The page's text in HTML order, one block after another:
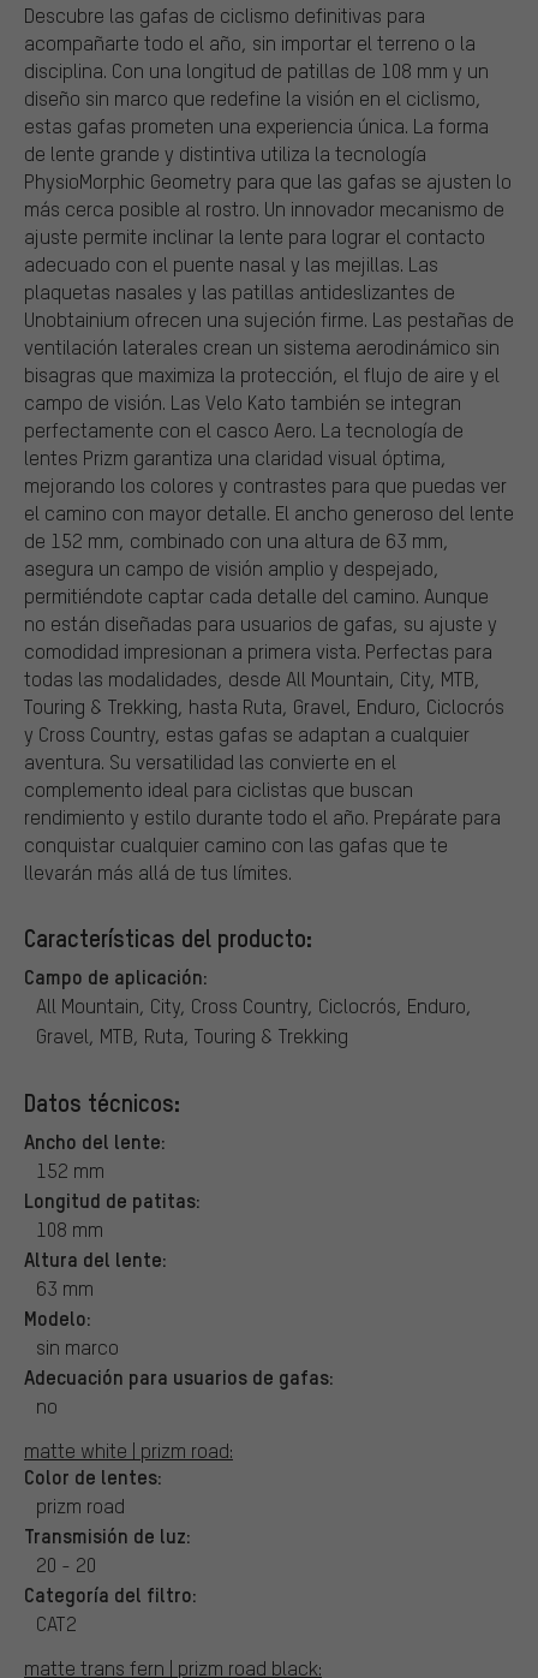
Descubre las gafas de ciclismo definitivas para
acompañarte todo el año, sin importar el terreno o la
disciplina. Con una longitud de patillas de 108 mm y un
diseño sin marco que redefine la visión en el ciclismo,
estas gafas prometen una experiencia única. La forma
de lente grande y distintiva utiliza la tecnología
PhysioMorphic Geometry para que las gafas se ajusten lo
más cerca posible al rostro. Un innovador mecanismo de
ajuste permite inclinar la lente para lograr el contacto
adecuado con el puente nasal y las mejillas. Las
plaquetas nasales y las patillas antideslizantes de
Unobtainium ofrecen una sujeción firme. Las pestañas de
ventilación laterales crean un sistema aerodinámico sin
bisagras que maximiza la protección, el flujo de aire y el
campo de visión. Las Velo Kato también se integran
perfectamente con el casco Aero. La tecnología de
lentes Prizm garantiza una claridad visual óptima,
mejorando los colores y contrastes para que puedas ver
el camino con mayor detalle. El ancho generoso del lente
de 152 mm, combinado con una altura de 63 mm,
asegura un campo de visión amplio y despejado,
permitiéndote captar cada detalle del camino. Aunque
no están diseñadas para usuarios de gafas, su ajuste y
comodidad impresionan a primera vista. Perfectas para
todas las modalidades, desde All Mountain, City, MTB,
Touring & Trekking, hasta Ruta, Gravel, Enduro, Ciclocrós
y Cross Country, estas gafas se adaptan a cualquier
aventura. Su versatilidad las convierte en el
complemento ideal para ciclistas que buscan
rendimiento y estilo durante todo el año. Prepárate para
conquistar cualquier camino con las gafas que te
llevarán más allá de tus límites.
Características del producto:
Campo de aplicación:
All Mountain, City, Cross Country, Ciclocrós, Enduro,
Gravel, MTB, Ruta, Touring & Trekking
Datos técnicos:
Ancho del lente:
152 mm
Longitud de patitas:
108 mm
Altura del lente:
63 mm
Modelo:
sin marco
Adecuación para usuarios de gafas:
no
matte white | prizm road:
Color de lentes:
prizm road
Transmisión de luz:
20 - 20
Categoría del filtro:
CAT2
matte trans fern | prizm road black: